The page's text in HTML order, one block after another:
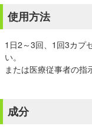
使用方法
1日2～3回、1回3カプ
い。
または医療従事者の指
成分